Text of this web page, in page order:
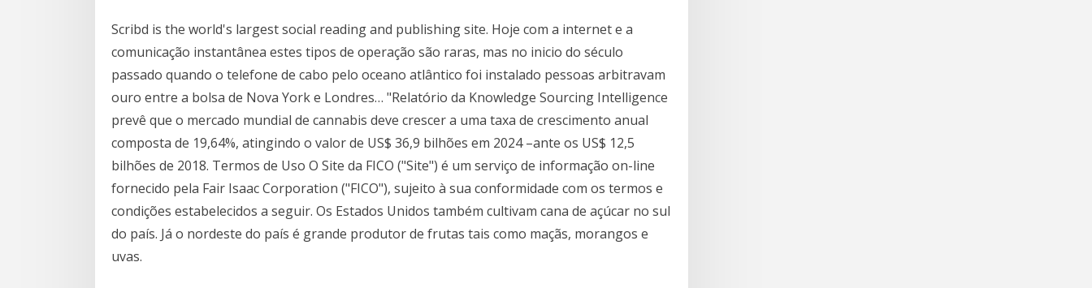
Scribd is the world's largest social reading and publishing site. Hoje com a internet e a
comunicação instantânea estes tipos de operação são raras, mas no inicio do século
passado quando o telefone de cabo pelo oceano atlântico foi instalado pessoas arbitravam
ouro entre a bolsa de Nova York e Londres… "Relatório da Knowledge Sourcing Intelligence
prevê que o mercado mundial de cannabis deve crescer a uma taxa de crescimento anual
composta de 19,64%, atingindo o valor de US$ 36,9 bilhões em 2024 –ante os US$ 12,5
bilhões de 2018. Termos de Uso O Site da FICO ("Site") é um serviço de informação on-line
fornecido pela Fair Isaac Corporation ("FICO"), sujeito à sua conformidade com os termos e
condições estabelecidos a seguir. Os Estados Unidos também cultivam cana de açúcar no sul
do país. Já o nordeste do país é grande produtor de frutas tais como maçãs, morangos e
uvas.